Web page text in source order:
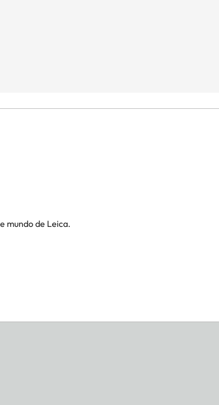
mundo de Leica.